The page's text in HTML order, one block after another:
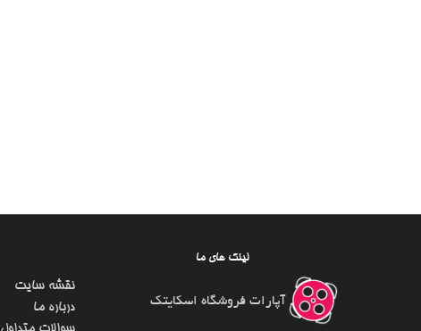
نقشه سایت
درباره ما
لینک های ما
آپارات فروشگاه اسکایتک